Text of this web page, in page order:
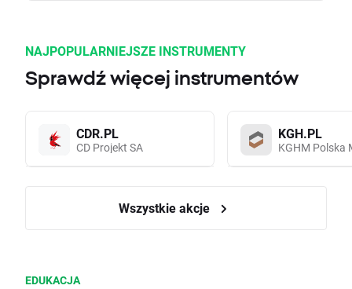
NAJPOPULARNIEJSZE INSTRUMENTY
Sprawdź więcej instrumentów
CDR.PL
CD Projekt SA
KGH.PL
KGHM Polska
Wszystkie akcje
EDUKACJA